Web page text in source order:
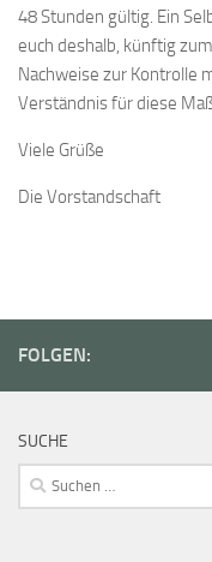
48 Stunden gültig. Ein
euch deshalb, künftig
Nachweise zur Kontrolle
Verständnis für diese
Viele Grüße
Die Vorstandschaft
FOLGEN:
SUCHE
Suchen
nach: